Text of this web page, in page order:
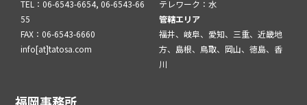
TEL：06-6543-6654, 06-6543-66
55
FAX：06-6543-6660
info[at]tatosa.com
テレワーク：水
管轄エリア
福井、岐阜、愛知、三重、近畿地
方、島根、鳥取、岡山、徳島、香
川